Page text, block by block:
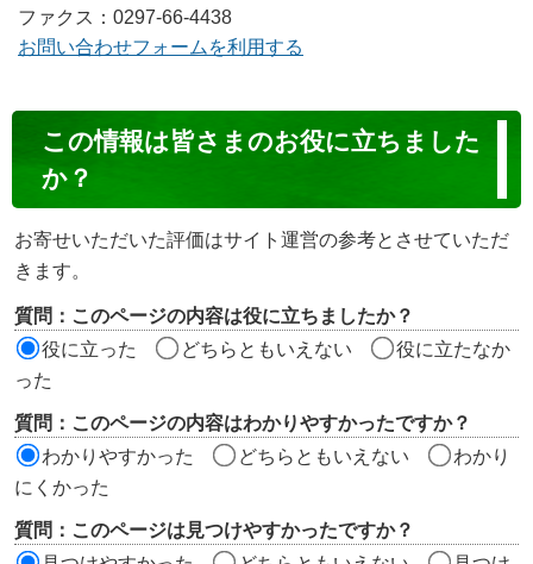
ファクス：0297-66-4438
お問い合わせフォームを利用する
ン
ン
ツ
価
ア
この情報は皆さまのお役に立ちました
か？
お寄せいただいた評価はサイト運営の参考とさせていただ
きます。
質問：このページの内容は役に立ちましたか？
役に立った
どちらともいえない
役に立たなか
った
質問：このページの内容はわかりやすかったですか？
わかりやすかった
どちらともいえない
わかり
にくかった
質問：このページは見つけやすかったですか？